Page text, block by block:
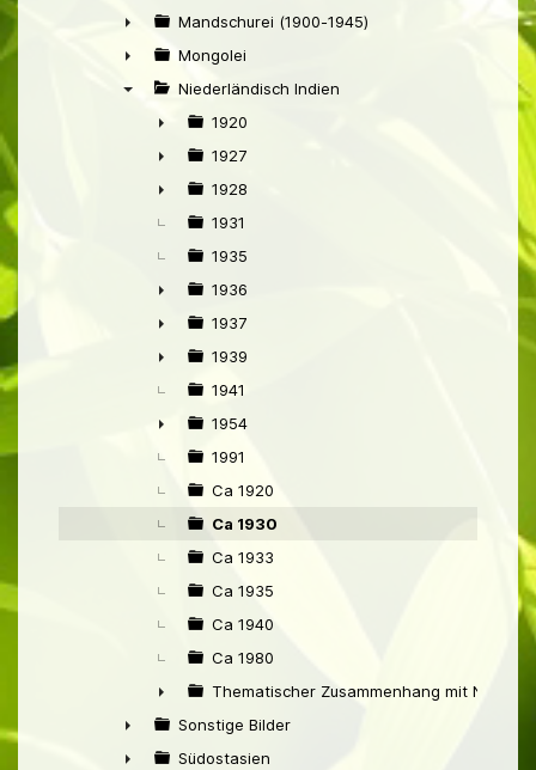
►
►
Mandschurei (1900-1945)
►
Mongolei
Niederländisch Indien
►
1920
►
1927
►
1928
1931
1935
►
1936
►
1937
►
1939
1941
►
1954
1991
Ca 1920
Ca 1930
Ca 1933
Ca 1935
Ca 1940
Ca 1980
►
Thematischer Zusammenhang mit Niederl
►
Sonstige Bilder
Südostasien